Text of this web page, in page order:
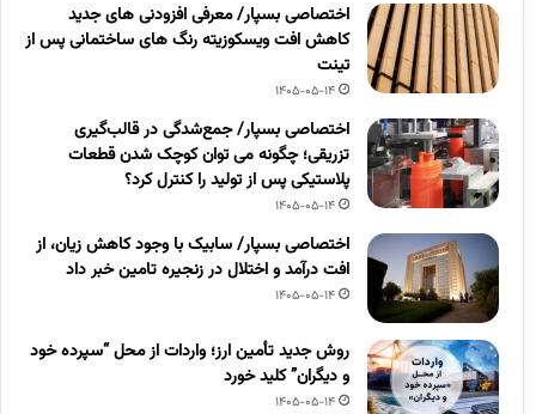
اختصاصی بسپار/ معرفی افزودنی های جدید
کاهش افت ویسکوزیته رنگ های ساختمانی پس از
تینت
1405-05-14
اختصاصی بسپار/ جمع‌شدگی در قالب‌گیری
تزریقی؛ چگونه می توان کوچک شدن قطعات
پلاستیکی پس از تولید را کنترل کرد؟
1405-05-14
اختصاصی بسپار/ سابیک با وجود کاهش زیان، از
افت درآمد و اختلال در زنجیره تامین خبر داد
1405-05-14
روش جدید تأمین ارز؛ واردات از محل “سپرده خود
و دیگران” کلید خورد
1405-05-14